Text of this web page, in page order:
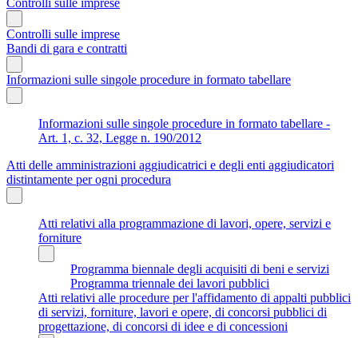
Controlli sulle imprese
Bandi di gara e contratti
Informazioni sulle singole procedure in formato tabellare
Informazioni sulle singole procedure in formato tabellare -
Art. 1, c. 32, Legge n. 190/2012
Atti delle amministrazioni aggiudicatrici e degli enti aggiudicatori
distintamente per ogni procedura
Atti relativi alla programmazione di lavori, opere, servizi e
forniture
Programma biennale degli acquisiti di beni e servizi
Programma triennale dei lavori pubblici
Atti relativi alle procedure per l'affidamento di appalti pubblici
di servizi, forniture, lavori e opere, di concorsi pubblici di
progettazione, di concorsi di idee e di concessioni